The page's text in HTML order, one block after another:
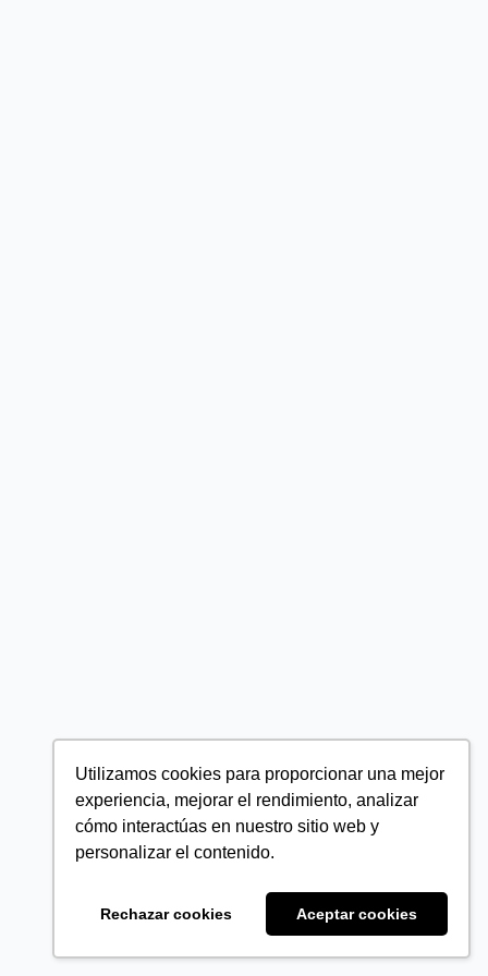
Utilizamos cookies para proporcionar una mejor
experiencia, mejorar el rendimiento, analizar
cómo interactúas en nuestro sitio web y
personalizar el contenido.
Rechazar cookies Aceptar cookies